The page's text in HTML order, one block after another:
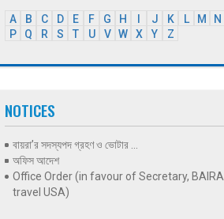
A B C D E F G H J K L M N
P
Q R S T U V W X Y Z
NOTICES
বায়রা’র সদস্যপদ গ্রহণ ও ভোটার ...
অফিস আদেশ
Office Order (in favour of Secretary,
travel USA)